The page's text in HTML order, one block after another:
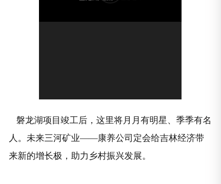
磐龙湖项目竣工后，这里将月月有明星、季季有名
人。未来三河矿业——康养公司定会给吉林经济带
来新的增长极，助力乡村振兴发展。